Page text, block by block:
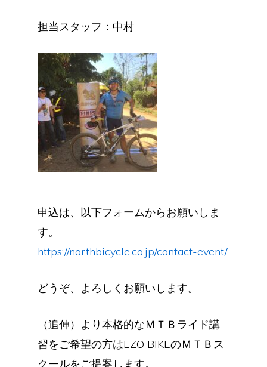
担当スタッフ：中村
申込は、以下フォームからお願いしま
す。
https://northbicycle.co.jp/contact-event/
どうぞ、よろしくお願いします。
（追伸）より本格的なＭＴＢライド講
習をご希望の方はEZO BIKEのＭＴＢス
クールをご提案します。